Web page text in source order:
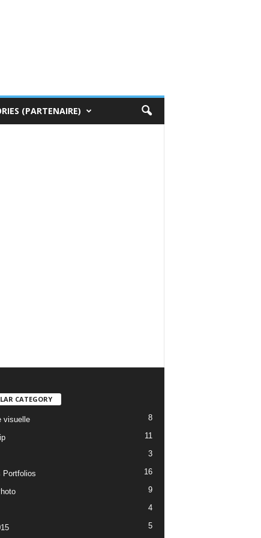
(PARTENAIRE)
CATEGORY
visuelle 8
11
3
Portfolios 16
9
4
5